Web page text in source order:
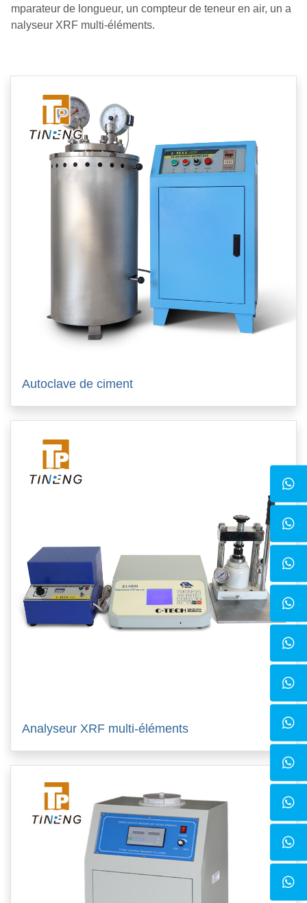
mparateur de longueur, un compteur de teneur en air, un a
nalyseur XRF multi-éléments.
Autoclave de ciment
Analyseur XRF multi-éléments